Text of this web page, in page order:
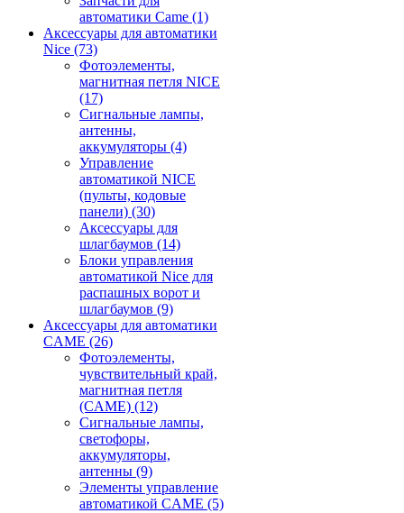
автоматики Came (1)
Аксессуары для автоматики
Nice (73)
Фотоэлементы,
магнитная петля NICE
(17)
Сигнальные лампы,
антенны,
аккумуляторы (4)
Управление
автоматикой NICE
(пульты, кодовые
панели) (30)
Аксессуары для
шлагбаумов (14)
Блоки управления
автоматикой Nice для
распашных ворот и
шлагбаумов (9)
Аксессуары для автоматики
CAME (26)
Фотоэлементы,
чувствительный край,
магнитная петля
(CAME) (12)
Сигнальные лампы,
светофоры,
аккумуляторы,
антенны (9)
Элементы управление
автоматикой CAME (5)